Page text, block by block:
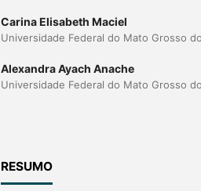
Carina Elisabeth Maciel
Universidade Federal do Mato Grosso
Alexandra Ayach Anache
Universidade Federal do Mato Grosso
RESUMO